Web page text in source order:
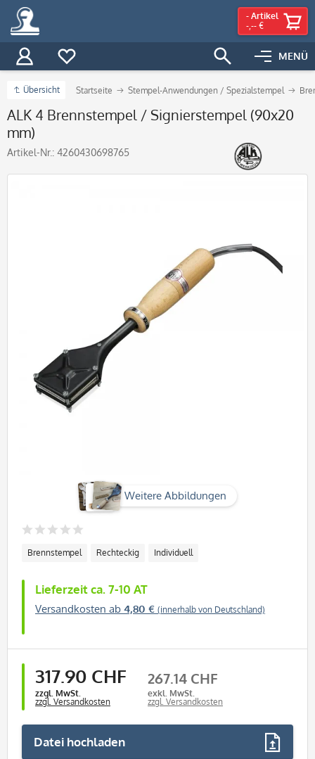
MENÜ
- Artikel
-,-- €
Übersicht Startseite Stempel-Anwendungen / Spezialstempel
ALK 4 Brennstempel / Signierstempel (90x20
mm)
Artikel-Nr.: 4260430698765
Weitere Abbildungen
Brennstempel Rechteckig Individuell
Lieferzeit ca. 7-10 AT
Versandkosten ab 4,80 € (innerhalb von Deutschland)
317.90 CHF
zzgl. MwSt.
zzgl. Versandkosten
267.14 CHF
exkl. MwSt.
zzgl. Versandkosten
Datei hochladen